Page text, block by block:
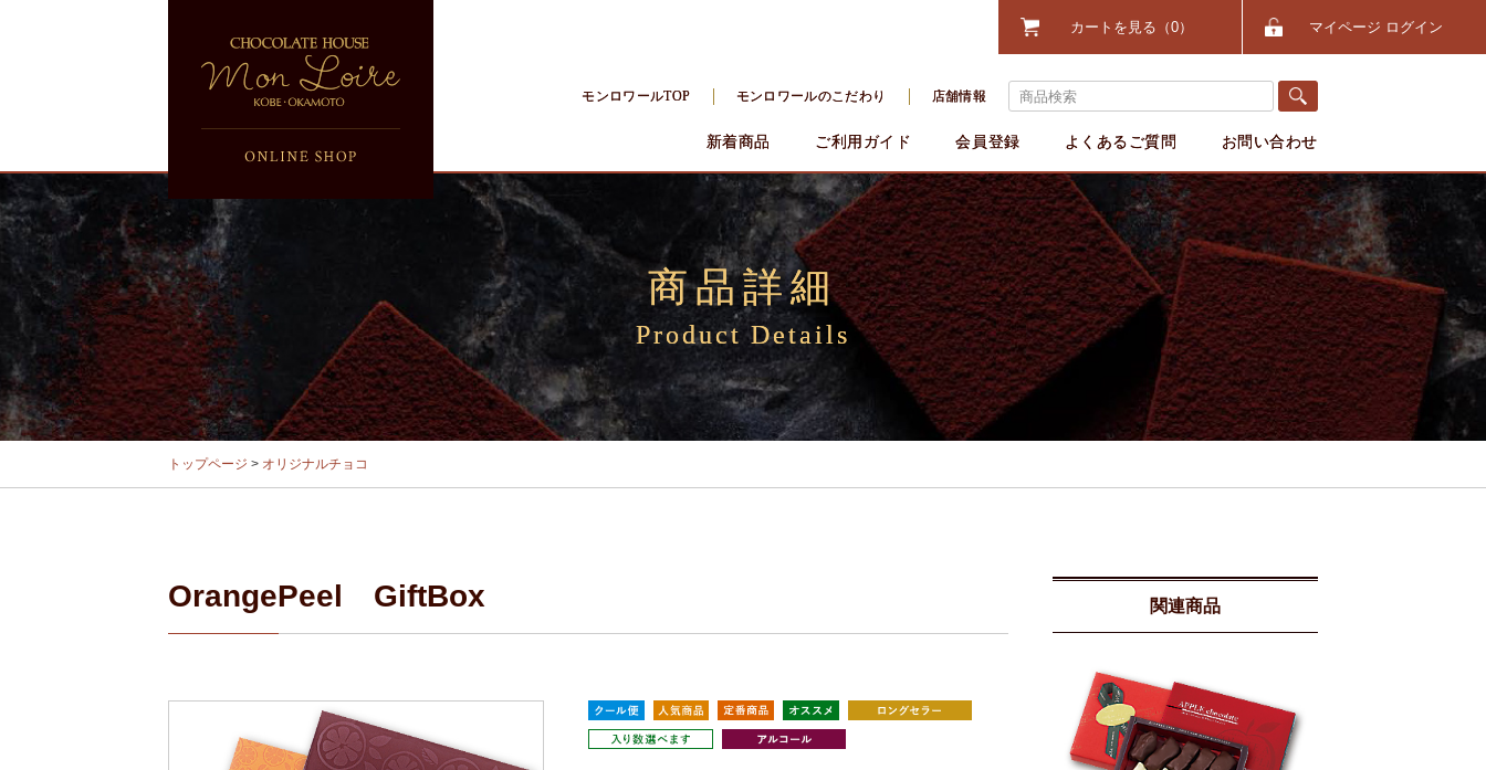
カートを見る 0 マイページ ログイン
モンロワールTOP モンロワールのこだわり 店舗情報
新着商品 ご利用ガイド 会員登録 よくあるご質問 お問い合わせ
商品詳細
Product Details
トップページ > オリジナルチョコ
OrangePeel GiftBox 関連商品